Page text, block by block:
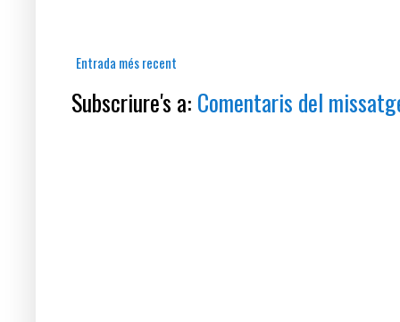
Entrada més recent
Subscriure's a: Comentaris del